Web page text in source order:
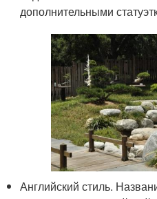
дополнительными
Английский стиль.